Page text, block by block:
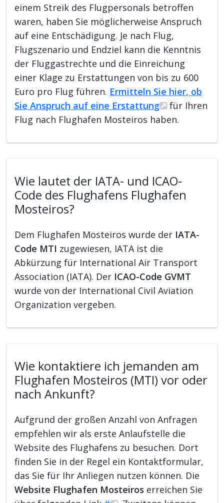
einem Streik des Flugpersonals betroffen
waren, haben Sie möglicherweise Anspruch
auf eine Entschädigung. Je nach Flug,
Flugszenario und Endziel kann die Kenntnis
der Fluggastrechte und die Einreichung
einer Klage zu Erstattungen von bis zu 600
Euro pro Flug führen. Ermitteln Sie hier, ob
Sie Anspruch auf eine Erstattung
für Ihren
Flug nach Flughafen Mosteiros haben.
Wie lautet der IATA- und ICAO-
Code des Flughafens Flughafen
Mosteiros?
Dem Flughafen Mosteiros wurde der IATA-
Code MTI zugewiesen, IATA ist die
Abkürzung für International Air Transport
Association (IATA). Der ICAO-Code GVMT
wurde von der International Civil Aviation
Organization vergeben.
Wie kontaktiere ich jemanden am
Flughafen Mosteiros (MTI) vor oder
nach Ankunft?
Aufgrund der großen Anzahl von Anfragen
empfehlen wir als erste Anlaufstelle die
Website des Flughafens zu besuchen. Dort
finden Sie in der Regel ein Kontaktformular,
das Sie für Ihr Anliegen nutzen können. Die
Website Flughafen Mosteiros erreichen Sie